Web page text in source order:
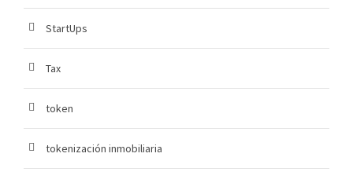
StartUps
Tax
token
tokenización inmobiliaria